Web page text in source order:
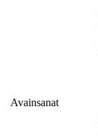
Avainsanat